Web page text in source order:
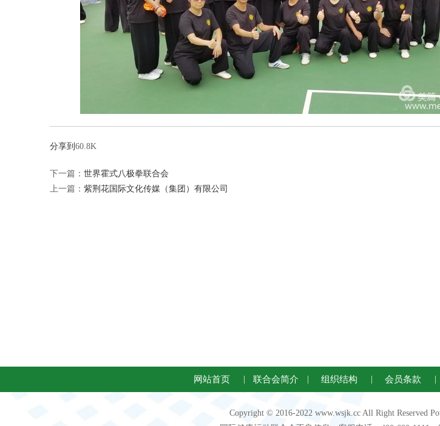
分享到 60.8K
下一篇： 世界霍式八极拳联合会
上一篇： 紫荆花国际文化传媒（集团）有限公司
网站首页 联合会简介 组织结构 会员条款
Copyright © 2016-2022 www.wsjk.cc All Right Reserved